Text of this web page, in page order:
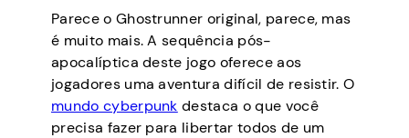
Parece o Ghostrunner original, parece, mas
é muito mais. A sequência pós-
apocalíptica deste jogo oferece aos
jogadores uma aventura difícil de resistir. O
mundo cyberpunk destaca o que você
precisa fazer para libertar todos de um